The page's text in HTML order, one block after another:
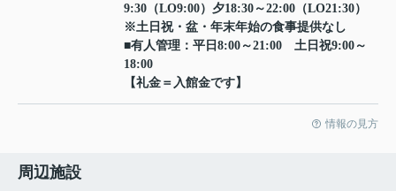
9:30（LO9:00）夕18:30～22:00（LO21:30）
※土日祝・盆・年末年始の食事提供なし
■有人管理：平日8:00～21:00 土日祝9:00～
18:00
【礼金＝入館金です】
情報の見方
周辺施設